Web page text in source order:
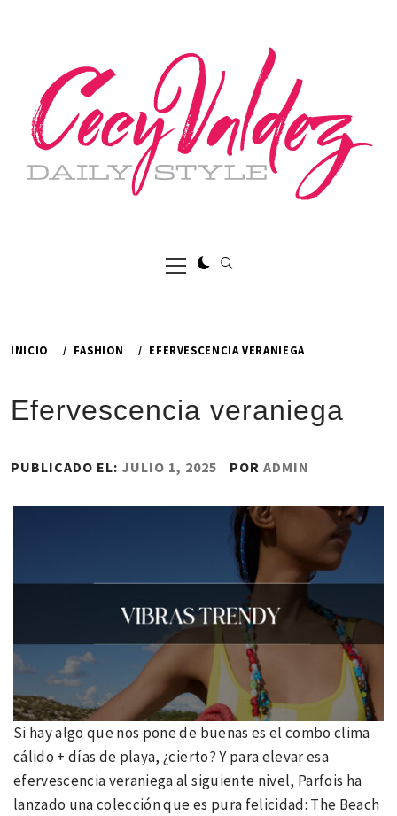
Menú
principal
INICIO FASHION EFERVESCENCIA VERANIEGA
Efervescencia veraniega
PUBLICADO EL: JULIO 1, 2025 POR ADMIN
Si hay algo que nos pone de buenas es el combo clima
cálido + días de playa, ¿cierto? Y para elevar esa
efervescencia veraniega al siguiente nivel, Parfois ha
lanzado una colección que es pura felicidad: The Beach